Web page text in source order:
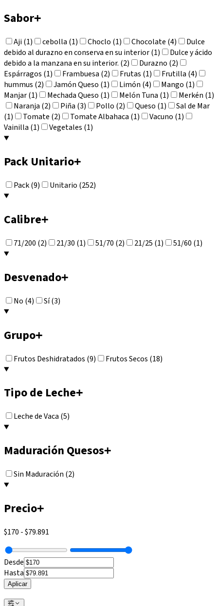
Sabor+
Aji (1) cebolla (1) Choclo (1) Chocolate (4)
Dulce
debido al durazno en conserva en su interior (1)
Dulce y ácido
debido a la manzana en su interior. (2)
Durazno (2)
Espárragos (1)
Frambuesa (2) Frutas (1)
Frutilla (4)
hummus (2)
Jamón Queso (1) Limón (4)
Mango (1)
Manjar (1)
Mechada Queso (1) Melón Tuna (1)
Merkén (1)
Naranja (2)
Piña (3) Pollo (2) Queso (1)
Sal de Mar
(1)
Tomate (2) Tomate Albahaca (1)
Vacuno (1)
Vainilla (1)
Vegetales (1)
Pack Unitario+
Pack (9) Unitario (252)
Calibre+
71/200 (2) 21/30 (1) 51/70 (2) 21/25 (1) 51/60 (1)
Desvenado+
No (4) Sí (3)
Grupo+
Frutos Deshidratados (9) Frutos Secos (18)
Tipo de Leche+
Leche de Vaca (5)
Maduración Quesos+
Sin Maduración (2)
Precio+
$170 -$79.891
Desde
Hasta
Aplicar